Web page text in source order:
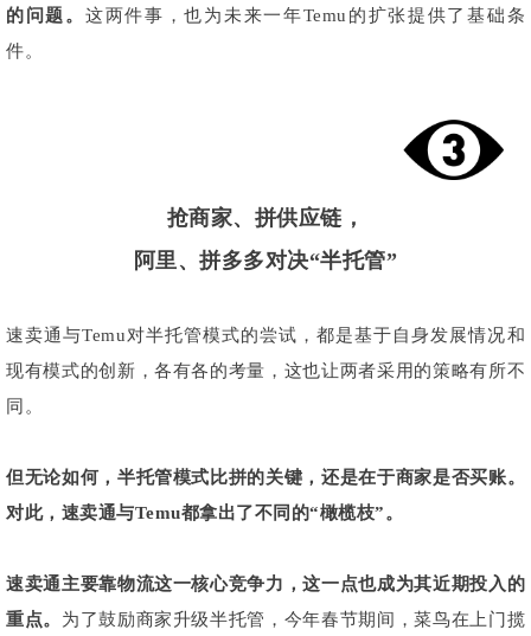
的问题。 这两件事，也为未来一年Temu的扩张提供了基础条
件。
抢商家、拼供应链，
阿里、拼多多对决“半托管”
速卖通与Temu对半托管模式的尝试，都是基于自身发展情况和
现有模式的创新，各有各的考量，这也让两者采用的策略有所不
同。
但无论如何，半托管模式比拼的关键，还是在于商家是否买账。
对此，速卖通与Temu都拿出了不同的“橄榄枝”。
速卖通主要靠物流这一核心竞争力，这一点也成为其近期投入的
重点。 为了鼓励商家升级半托管，今年春节期间，菜鸟在上门揽